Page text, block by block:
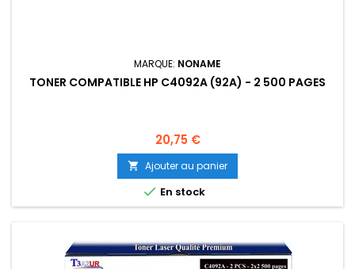
MARQUE: NONAME
TONER COMPATIBLE HP C4092A (92A) - 2 500 PAGES
Prix
20,75 €
 Ajouter au panier
 En stock